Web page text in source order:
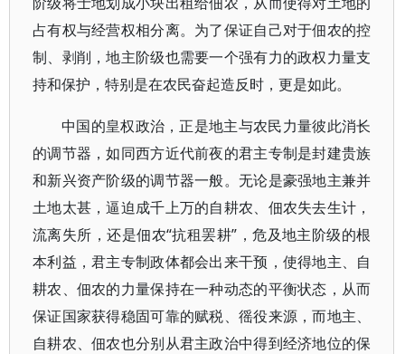
占有权与经营权相分离。为了保证自己对于佃农的控
制、剥削，地主阶级也需要一个强有力的政权力量支
持和保护，特别是在农民奋起造反时，更是如此。
中国的皇权政治，正是地主与农民力量彼此消长
的调节器，如同西方近代前夜的君主专制是封建贵族
和新兴资产阶级的调节器一般。无论是豪强地主兼并
土地太甚，逼迫成千上万的自耕农、佃农失去生计，
流离失所，还是佃农“抗租罢耕”，危及地主阶级的根
本利益，君主专制政体都会出来干预，使得地主、自
耕农、佃农的力量保持在一种动态的平衡状态，从而
保证国家获得稳固可靠的赋税、徭役来源，而地主、
自耕农、佃农也分别从君主政治中得到经济地位的保